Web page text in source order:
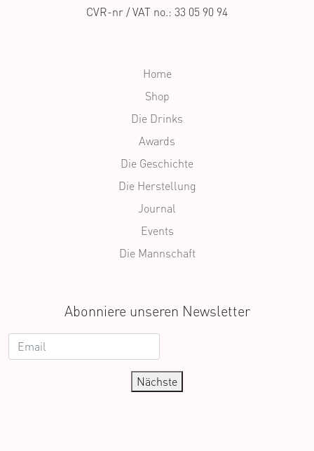
CVR-nr / VAT no.: 33 05 90 94
Home
Shop
Die Drinks
Awards
Die Geschichte
Die Herstellung
Journal
Events
Die Mannschaft
Abonniere unseren Newsletter
Nächste